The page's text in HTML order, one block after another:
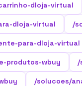
dloja-virtual
dloja-virtual /
para-dloja-virtual
produtos-wbuy /
/solucoes/